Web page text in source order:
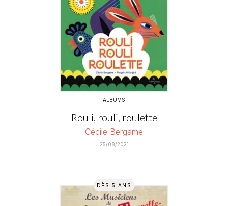
ALBUMS
Rouli, rouli, roulette
Cécile Bergame
25/08/2021
DÈS 5 ANS